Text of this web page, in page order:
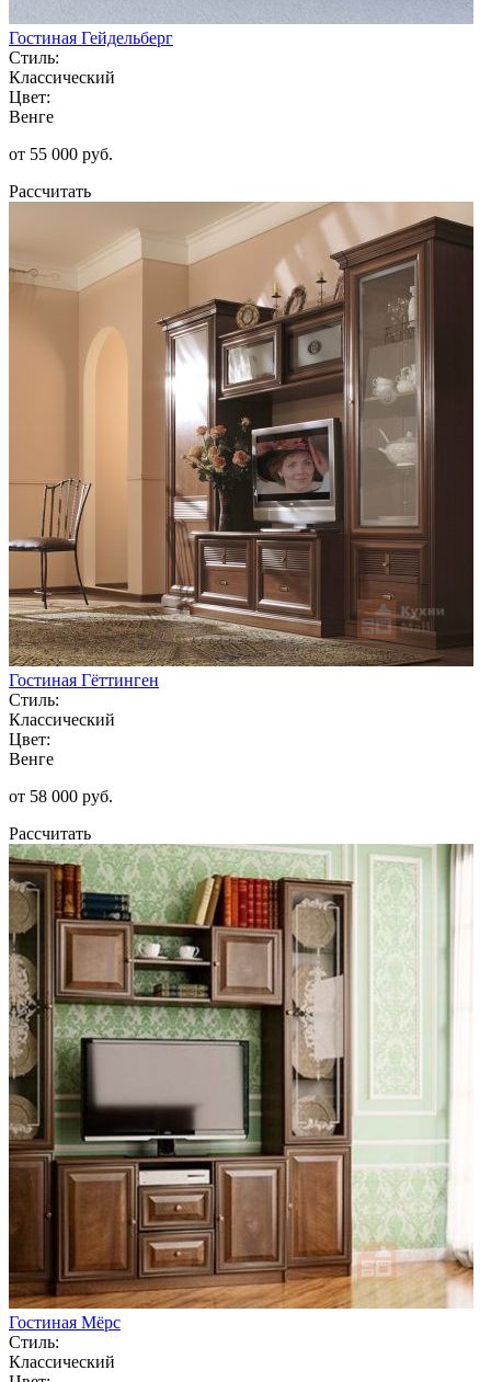
Гостиная Гейдельберг
Стиль:
Классический
Цвет:
Венге
от 55 000 руб.
Рассчитать
Гостиная Гёттинген
Стиль:
Классический
Цвет:
Венге
от 58 000 руб.
Рассчитать
Гостиная Мёрс
Стиль:
Классический